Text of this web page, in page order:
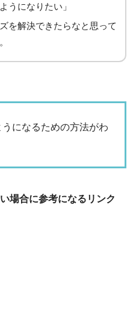
うになりたい」
を解決できたらなと思って
になるための方法がわ
場合に参考になるリンク